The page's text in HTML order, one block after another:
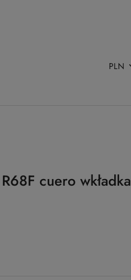
PLN
cuero wkładka